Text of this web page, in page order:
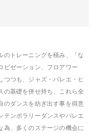
のトレーニングを積み、「な
ビゼーション、フロアワー
つつも、ジャズ・バレエ・ヒ
の基礎を併せ持ち、これら全
のダンスを紡ぎ出す事を得意
テンポラリーダンスやバレエ
為、多くのステージの機会に